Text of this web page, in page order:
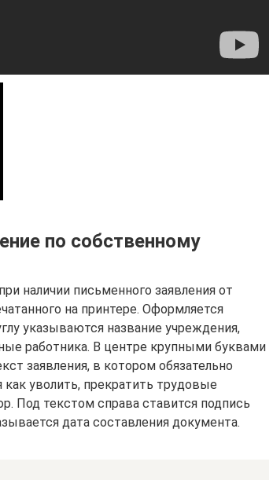
по собственному
наличии письменного заявления от
на принтере. Оформляется
указываются название учреждения,
работника. В центре крупными буквами
заявления, в котором обязательно
уволить, прекратить трудовые
Под текстом справа ставится подпись
дата составления документа.